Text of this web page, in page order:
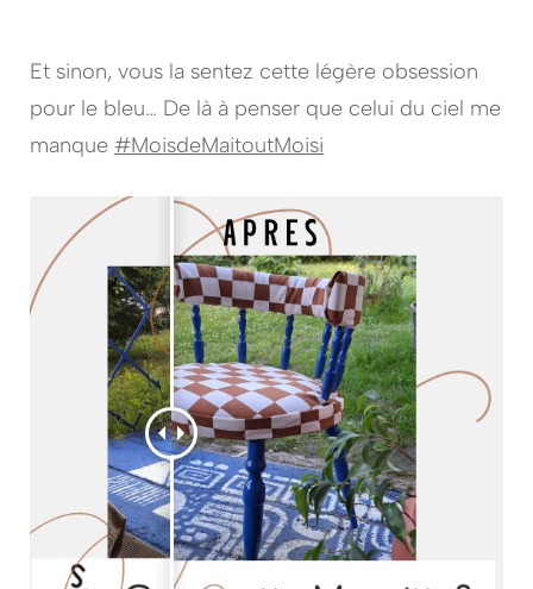
Et sinon, vous la sentez cette légère obsession
pour le bleu… De là à penser que celui du ciel me
manque #MoisdeMaitoutMoisi